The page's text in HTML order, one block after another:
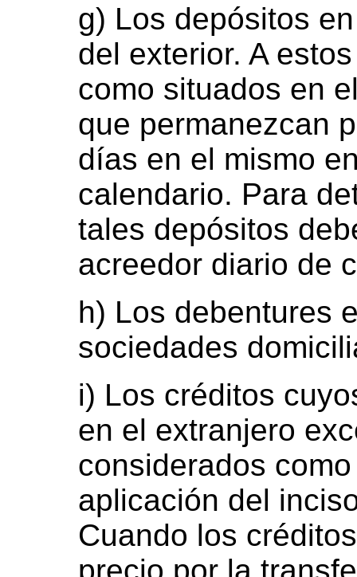
g) Los depósitos
del exterior. A
como situados en
que permanezcan
días en el mismo
calendario. Para
tales depósitos
acreedor diario de
h) Los debentures
sociedades
i) Los créditos
en el extranjero
considerados
aplicación del
Cuando los
precio por la